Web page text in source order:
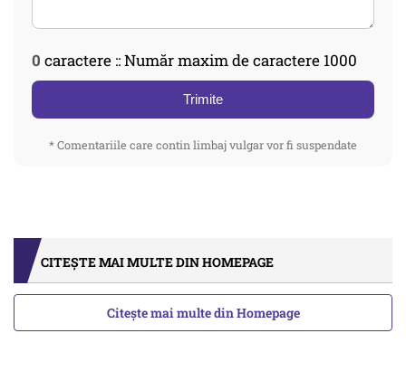
0 caractere :: Număr maxim de caractere 1000
Trimite
* Comentariile care contin limbaj vulgar vor fi suspendate
CITEȘTE MAI MULTE DIN HOMEPAGE
Citește mai multe din Homepage